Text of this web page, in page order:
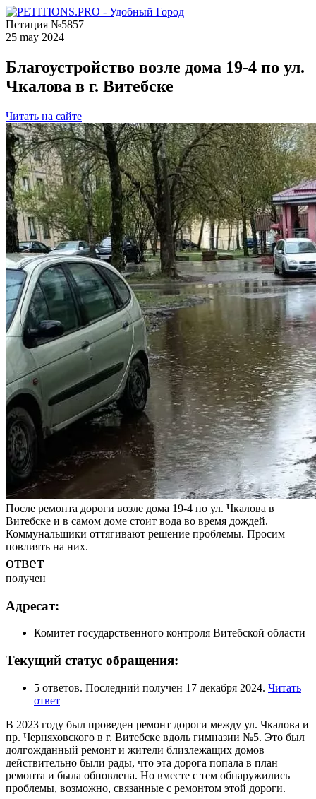
Петиция №5857
25 may 2024
Благоустройство возле дома 19-4 по ул.
Чкалова в г. Витебске
Читать на сайте
После ремонта дороги возле дома 19-4 по ул. Чкалова в
Витебске и в самом доме стоит вода во время дождей.
Коммунальщики оттягивают решение проблемы. Просим
повлиять на них.
ответ
получен
Адресат:
Комитет государственного контроля Витебской области
Текущий статус обращения:
5 ответов. Последний получен 17 декабря 2024. Читать
ответ
В 2023 году был проведен ремонт дороги между ул. Чкалова и
пр. Черняховского в г. Витебске вдоль гимназии №5. Это был
долгожданный ремонт и жители близлежащих домов
действительно были рады, что эта дорога попала в план
ремонта и была обновлена. Но вместе с тем обнаружились
проблемы, возможно, связанные с ремонтом этой дороги.